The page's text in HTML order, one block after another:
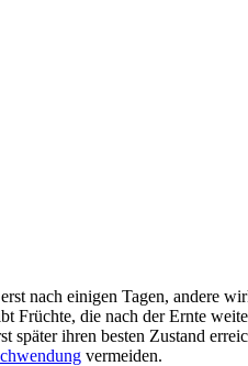
nach einigen Tagen, andere
Früchte, die nach der Ernte
ihren besten Zustand
vermeiden.